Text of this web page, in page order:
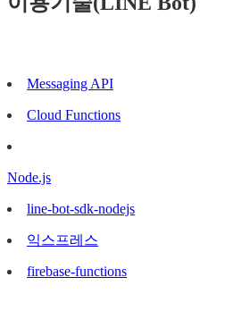
Messaging API
Cloud Functions
Node.js
line-bot-sdk-nodejs
익스프레스
firebase-functions